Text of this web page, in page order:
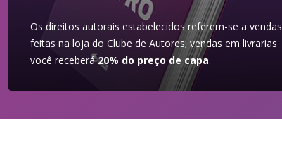
Os direitos autorais estabelecidos referem-se a vendas
feitas na loja do Clube de Autores; vendas em livrarias
você receberá20% do preço de capa.